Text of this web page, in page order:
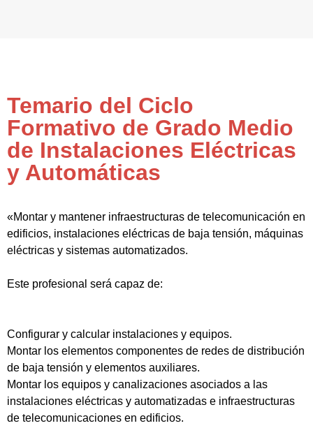
Temario del Ciclo
Formativo de Grado Medio
de Instalaciones Eléctricas
y Automáticas
«Montar y mantener infraestructuras de telecomunicación en
edificios, instalaciones eléctricas de baja tensión, máquinas
eléctricas y sistemas automatizados.
Este profesional será capaz de:
Configurar y calcular instalaciones y equipos.
Montar los elementos componentes de redes de distribución
de baja tensión y elementos auxiliares.
Montar los equipos y canalizaciones asociados a las
instalaciones eléctricas y automatizadas e infraestructuras
de telecomunicaciones en edificios.